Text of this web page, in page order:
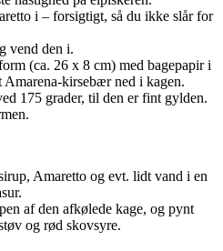
i – forsigtigt, så du ikke slår for
vend den i.
(ca. 26 x 8 cm) med bagepapir i
kirsebær ned i kagen.
175 grader, til den er fint gylden.
Amaretto og evt. lidt vand i en
af den afkølede kage, og pynt
og rød skovsyre.